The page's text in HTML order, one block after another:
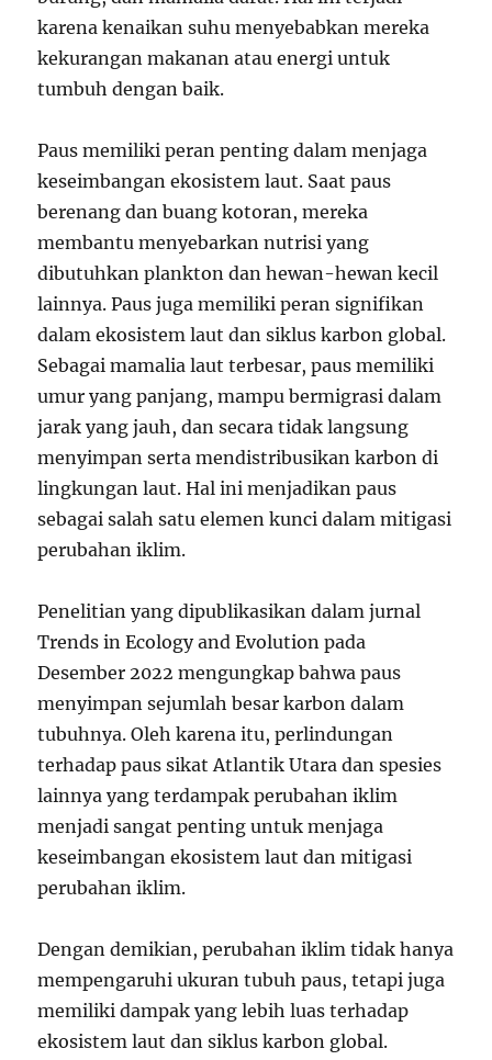
karena kenaikan suhu menyebabkan mereka
kekurangan makanan atau energi untuk
tumbuh dengan baik.
Paus memiliki peran penting dalam menjaga
keseimbangan ekosistem laut. Saat paus
berenang dan buang kotoran, mereka
membantu menyebarkan nutrisi yang
dibutuhkan plankton dan hewan-hewan kecil
lainnya. Paus juga memiliki peran signifikan
dalam ekosistem laut dan siklus karbon global.
Sebagai mamalia laut terbesar, paus memiliki
umur yang panjang, mampu bermigrasi dalam
jarak yang jauh, dan secara tidak langsung
menyimpan serta mendistribusikan karbon di
lingkungan laut. Hal ini menjadikan paus
sebagai salah satu elemen kunci dalam mitigasi
perubahan iklim.
Penelitian yang dipublikasikan dalam jurnal
Trends in Ecology and Evolution pada
Desember 2022 mengungkap bahwa paus
menyimpan sejumlah besar karbon dalam
tubuhnya. Oleh karena itu, perlindungan
terhadap paus sikat Atlantik Utara dan spesies
lainnya yang terdampak perubahan iklim
menjadi sangat penting untuk menjaga
keseimbangan ekosistem laut dan mitigasi
perubahan iklim.
Dengan demikian, perubahan iklim tidak hanya
mempengaruhi ukuran tubuh paus, tetapi juga
memiliki dampak yang lebih luas terhadap
ekosistem laut dan siklus karbon global.